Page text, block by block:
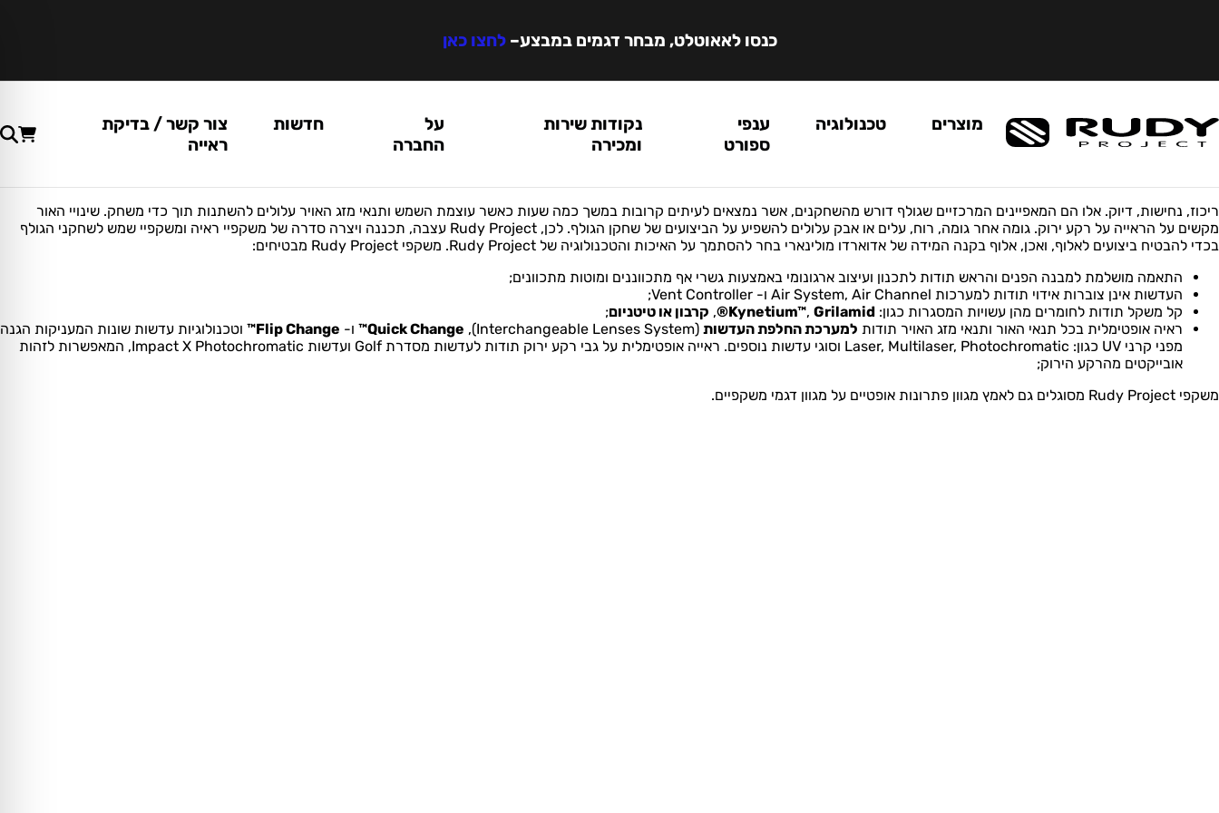
כנסו לאאוטלט, מבחר דגמים במבצע–לחצו כאן
מוצרים טכנולוגיה
ענפי
ספורט
נקודות שירות
ומכירה
על
החברה
חדשות
צור קשר / בדיקת
ראייה
ריכוז, נחישות, דיוק. אלו הם המאפיינים המרכזיים שגולף דורש מהשחקנים, אשר נמצאים לעיתים קרובות במשך כמה שעות כאשר עוצמת השמש ותנאי מזג האויר עלולים להשתנות תוך כדי משחק. שינויי האור
מקשים על הראייה על רקע ירוק. גומה אחר גומה, רוח, עלים או אבק עלולים להשפיע על הביצועים של שחקן הגולף. לכן, Rudy Project עצבה, תכננה ויצרה סדרה של משקפיי ראיה ומשקפיי שמש לשחקני הגולף
בכדי להבטיח ביצועים לאלוף, ואכן, אלוף בקנה המידה של אדוארדו מולינארי בחר להסתמך על האיכות והטכנולוגיה של Rudy Project. משקפי Rudy Project מבטיחים:
התאמה מושלמת למבנה הפנים והראש תודות לתכנון ועיצוב ארגונומי באמצעות גשרי אף מתכווננים ומוטות מתכוונים;
העדשות אינן צוברות אידוי תודות למערכות Air System, Air Channel ו- Vent Controller;
קל משקל תודות לחומרים מהן עשויות המסגרות כגון:
Kynetium™, Grilamid®
, קרבון או טיטניום;
ראיה אופטימלית בכל תנאי האור ותנאי מזג האויר תודות למערכת החלפת העדשות (Interchangeable Lenses System),
Quick Change™ ו- Flip Change™
וטכנולוגיות עדשות שונות המעניקות הגנה
מפני קרני UV כגון: Laser, Multilaser, Photochromatic וסוגי עדשות נוספים. ראייה אופטימלית על גבי רקע ירוק תודות לעדשות מסדרת Golf ועדשות Impact X Photochromatic, המאפשרות לזהות
אובייקטים מהרקע הירוק;
משקפי Rudy Project מסוגלים גם לאמץ מגוון פתרונות אופטיים על מגוון דגמי משקפיים.